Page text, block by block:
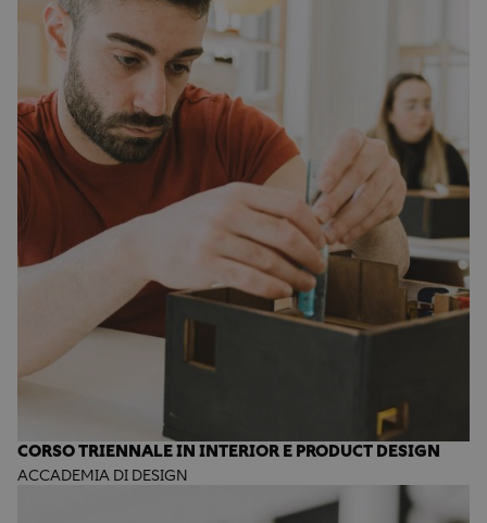
CORSO TRIENNALE IN INTERIOR E PRODUCT DESIGN
ACCADEMIA DI DESIGN